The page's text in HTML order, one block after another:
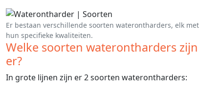
Er bestaan verschillende soorten waterontharders, elk met
hun specifieke kwaliteiten.
Welke soorten waterontharders zijn
er?
In grote lijnen zijn er 2 soorten waterontharders: